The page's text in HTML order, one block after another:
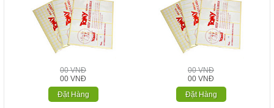
00 VNĐ
00 VNĐ
Đặt Hàng
00 VNĐ
00 VNĐ
Đặt Hàng